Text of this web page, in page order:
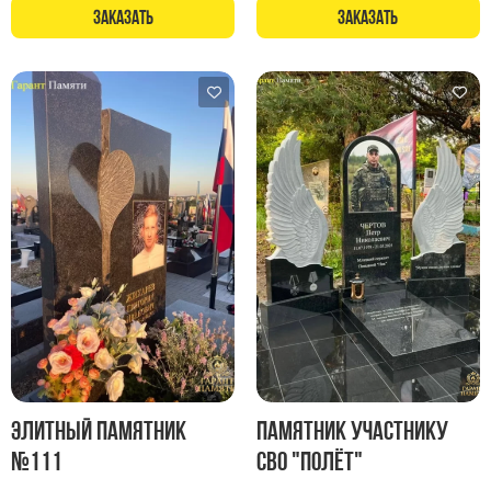
Заказать Заказать
Элитный памятник
№111
Памятник участнику
СВО "Полёт"